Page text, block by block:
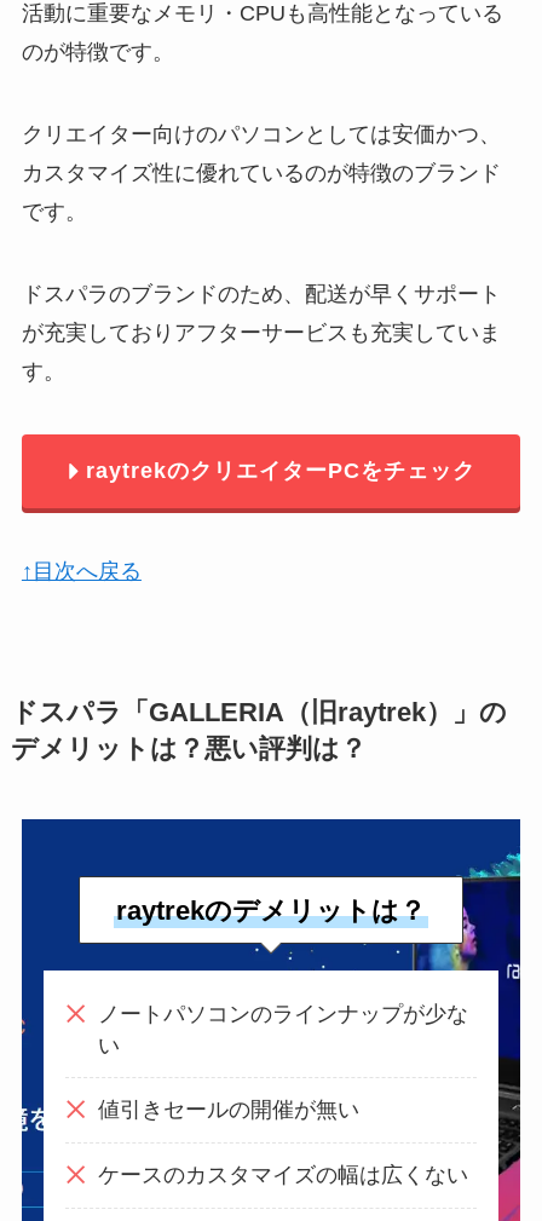
活動に重要なメモリ・CPUも高性能となっている
のが特徴です。
クリエイター向けのパソコンとしては安価かつ、
カスタマイズ性に優れているのが特徴のブランド
です。
ドスパラのブランドのため、配送が早くサポート
が充実しておりアフターサービスも充実していま
す。
raytrekのクリエイターPCをチェック
↑目次へ戻る
ドスパラ「GALLERIA（旧raytrek）」の
デメリットは？悪い評判は？
raytrekのデメリットは？
ノートパソコンのラインナップが少な
い
値引きセールの開催が無い
ケースのカスタマイズの幅は広くない